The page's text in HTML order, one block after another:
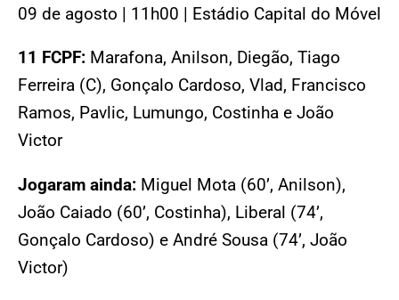
09 de agosto | 11h00 | Estádio Capital do Móvel
11 FCPF: Marafona, Anilson, Diegão, Tiago
Ferreira (C), Gonçalo Cardoso, Vlad, Francisco
Ramos, Pavlic, Lumungo, Costinha e João
Victor
Jogaram ainda: Miguel Mota (60’, Anilson),
João Caiado (60’, Costinha), Liberal (74’,
Gonçalo Cardoso) e André Sousa (74’, João
Victor)